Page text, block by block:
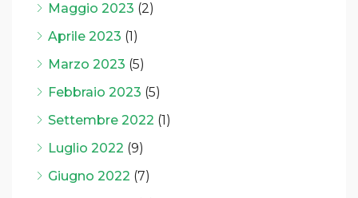
Maggio 2023 (2)
Aprile 2023 (1)
Marzo 2023 (5)
Febbraio 2023 (5)
Settembre 2022 (1)
Luglio 2022 (9)
Giugno 2022 (7)